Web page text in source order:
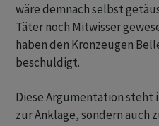
wäre demnach selbst
Täter noch Mitwisser
haben den Kronzeugen
beschuldigt.
Diese Argumentation steht
zur Anklage, sondern auch